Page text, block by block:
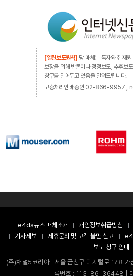
[열린보도원칙] 당 매체는 독자와 취재원
보장을 위해 반론이나 정정보도, 추후보
창구를 열어두고 있음을 알려드립니다.
고충처리인 배종인 02-866-9957 ,
e4ds뉴스 매체소개 개인정보취급방침
기사제보
제휴문의 및 고객 불만 신고
보도 청구 안내
(주)채널5코리아 | 서울 금천구 디지털로 178
록번호 : 113-86-36448 | 대